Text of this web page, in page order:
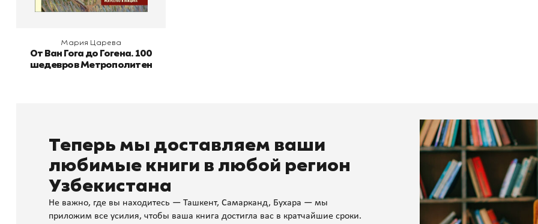
Мария Царева
От Ван Гога до Гогена. 100
шедевров Метрополитен
Теперь мы доставляем ваши
любимые книги в любой регион
Узбекистана
Не важно, где вы находитесь — Ташкент, Самарканд, Бухара — мы
приложим все усилия, чтобы ваша книга достигла вас в кратчайшие сроки.